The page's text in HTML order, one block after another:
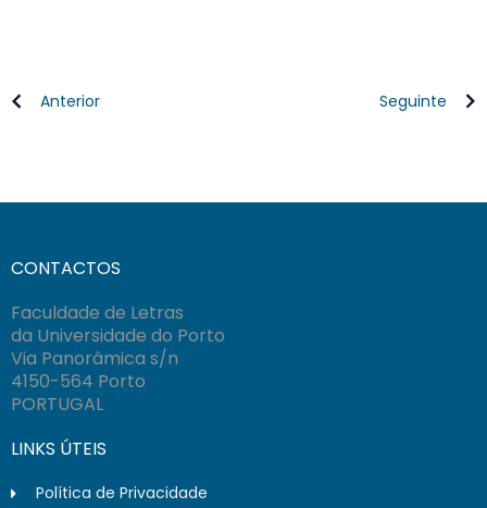
Anterior Seguinte
CONTACTOS
Faculdade de Letras
da Universidade do Porto
Via Panorâmica s/n
4150-564 Porto
PORTUGAL
LINKS ÚTEIS
Política de Privacidade